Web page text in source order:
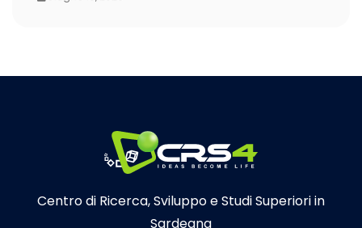
Centro di Ricerca, Sviluppo e Studi Superiori in
Sardegna